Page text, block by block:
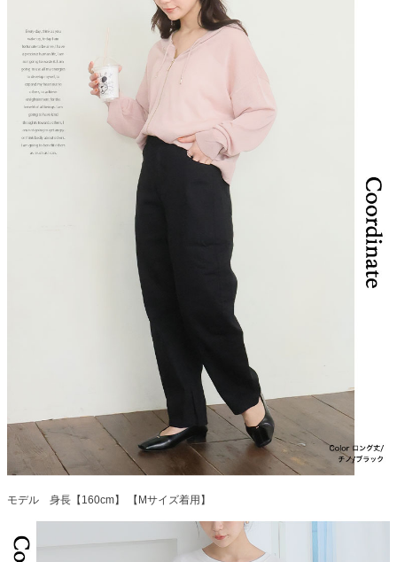
モデル 身長【160cm】 【Mサイズ着用】